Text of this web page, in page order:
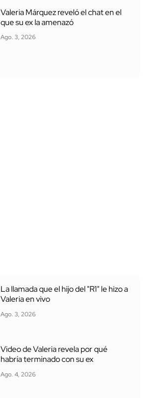
Valeria Márquez reveló el chat en el
que su ex la amenazó
Ago. 3, 2026
La llamada que el hijo del "R1" le hizo a
Valeria en vivo
Ago. 3, 2026
Video de Valeria revela por qué
habría terminado con su ex
Ago. 4, 2026